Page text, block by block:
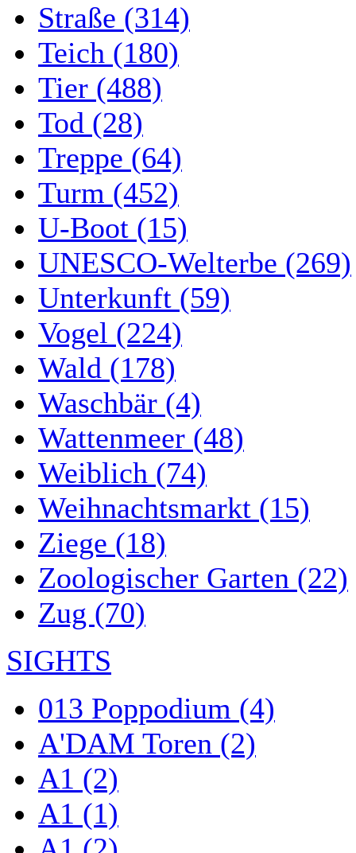
Straße (314)
Teich (180)
Tier (488)
Tod (28)
Treppe (64)
Turm (452)
U-Boot (15)
UNESCO-Welterbe (269)
Unterkunft (59)
Vogel (224)
Wald (178)
Waschbär (4)
Wattenmeer (48)
Weiblich (74)
Weihnachtsmarkt (15)
Ziege (18)
Zoologischer Garten (22)
Zug (70)
SIGHTS
013 Poppodium (4)
A'DAM Toren (2)
A1 (2)
A1 (1)